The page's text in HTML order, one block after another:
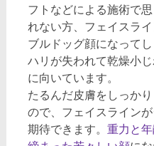
フトなどによる施術で
れない方、フェイスラ
ブルドッグ顔になって
ハリが失われて乾燥小
に向いています。
たるんだ皮膚をしっか
ので、フェイスライン
期待できます。 重力と